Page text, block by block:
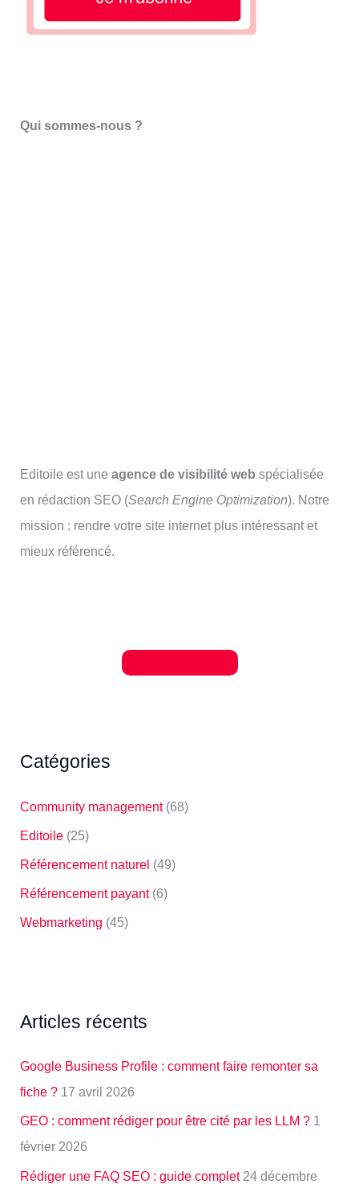
Qui sommes-nous ?
Editoile est uneagence de visibilité web spécialisée
en rédaction SEO (Search Engine Optimization). Notre
mission : rendre votre site internet plus intéressant et
mieux référencé.
Je découvre Editoile
Catégories
Community management(68)
Editoile (25)
Référencement naturel (49)
Référencement payant(6)
Webmarketing (45)
Articles récents
Google Business Profile : comment faire remonter sa
fiche ? 17 avril 2026
GEO : comment rédiger pour être cité par les LLM ? 1
février 2026
Rédiger une FAQ SEO : guide complet 24 décembre